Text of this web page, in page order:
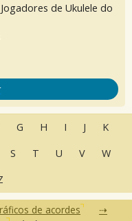
de Ukulele do
G H I J
K
S T U V
W
de acordes